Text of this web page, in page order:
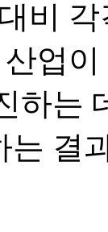
비
업
하는
는 결